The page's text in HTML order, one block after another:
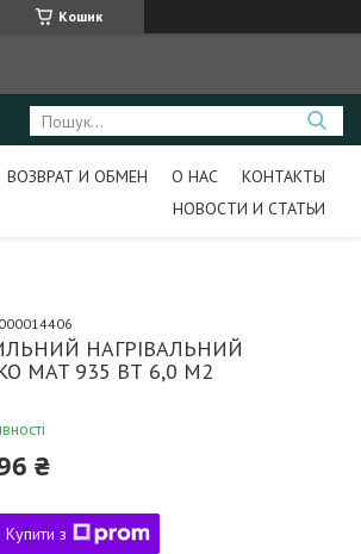
Кошик
ВОЗВРАТ И ОБМЕН О НАС
КОНТАКТЫ
НОВОСТИ И СТАТЬИ
НАГРІВАЛЬНИЙ
MAT 935 ВТ 6,0 М2
₴
Купити з